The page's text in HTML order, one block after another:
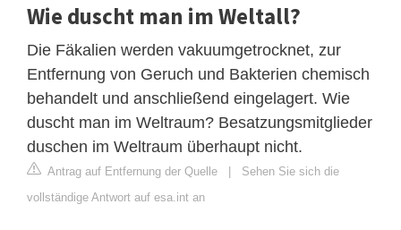
Wie duscht man im Weltall?
Die Fäkalien werden vakuumgetrocknet, zur
Entfernung von Geruch und Bakterien chemisch
behandelt und anschließend eingelagert. Wie
duscht man im Weltraum? Besatzungsmitglieder
duschen im Weltraum überhaupt nicht.
Antrag auf Entfernung der Quelle | Sehen Sie sich die
vollständige Antwort auf esa.int an